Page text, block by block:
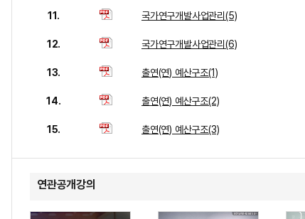
11. 국가연구개발사업관리(5)
12. 국가연구개발사업관리(6)
13. 출연(연) 예산구조(1)
14. 출연(연) 예산구조(2)
15. 출연(연) 예산구조(3)
연관공개강의